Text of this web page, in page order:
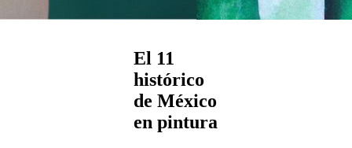
El 11
histórico
de México
en pintura